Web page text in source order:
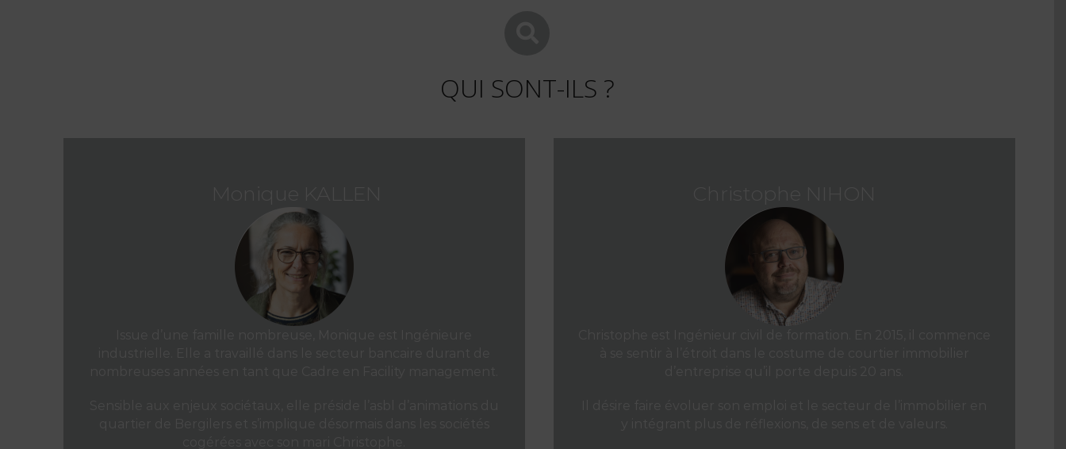
QUI SONT-ILS ?